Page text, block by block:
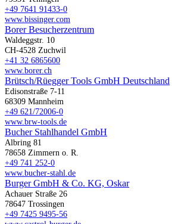
+49 7641 91433-0
www.bissinger.com
Borer Besucherzentrum
Waldeggstr. 10
CH-4528 Zuchwil
+41 32 6865600
www.borer.ch
Brütsch/Rüegger Tools GmbH Deutschland
Edisonstraße 7-11
68309 Mannheim
+49 621/72006-0
www.brw-tools.de
Bucher Stahlhandel GmbH
Albring 81
78658 Zimmern o. R.
+49 741 252-0
www.bucher-stahl.de
Burger GmbH & Co. KG, Oskar
Achauer Straße 26
78647 Trossingen
+49 7425 9495-56